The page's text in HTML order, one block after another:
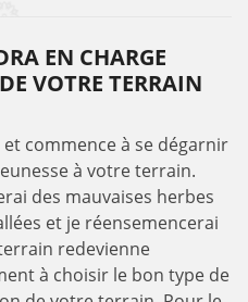
EN CHARGE
VOTRE TERRAIN
commence à se dégarnir
à votre terrain.
des mauvaises herbes
et je réensemencerai
redevienne
à choisir le bon type de